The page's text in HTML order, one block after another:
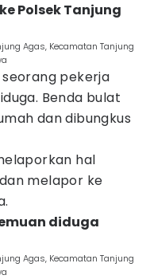
Polsek Tanjung
Agas, Kecamatan Tanjung
pekerja
Benda bulat
dan dibungkus
hal
melapor ke
diduga
Agas, Kecamatan Tanjung